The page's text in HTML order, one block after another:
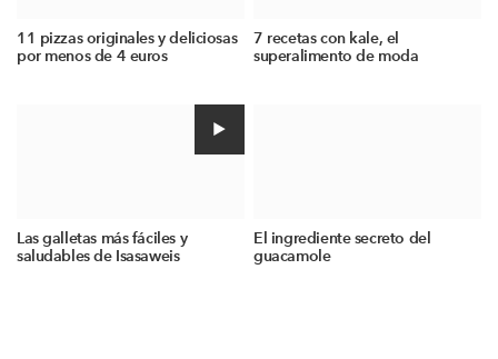
11 pizzas originales y deliciosas
por menos de 4 euros
7 recetas con kale, el
superalimento de moda
Las galletas más fáciles y
saludables de Isasaweis
El ingrediente secreto del
guacamole